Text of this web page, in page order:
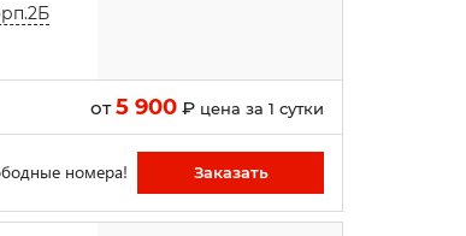
от5 900₽ цена за 1 сутки
номера! Заказать